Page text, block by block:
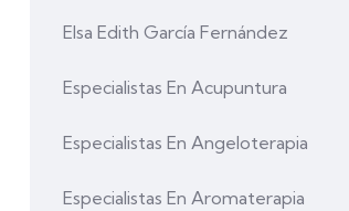
Elsa Edith García Fernández
Especialistas En Acupuntura
Especialistas En Angeloterapia
Especialistas En Aromaterapia